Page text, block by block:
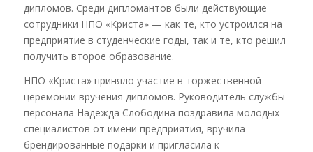
дипломов. Среди дипломантов были действующие
сотрудники НПО «Криста» — как те, кто устроился на
предприятие в студенческие годы, так и те, кто решил
получить второе образование.
НПО «Криста» приняло участие в торжественной
церемонии вручения дипломов. Руководитель службы
персонала Надежда Слободина поздравила молодых
специалистов от имени предприятия, вручила
брендированные подарки и пригласила к